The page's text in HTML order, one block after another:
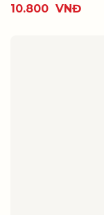
10.800 VNĐ